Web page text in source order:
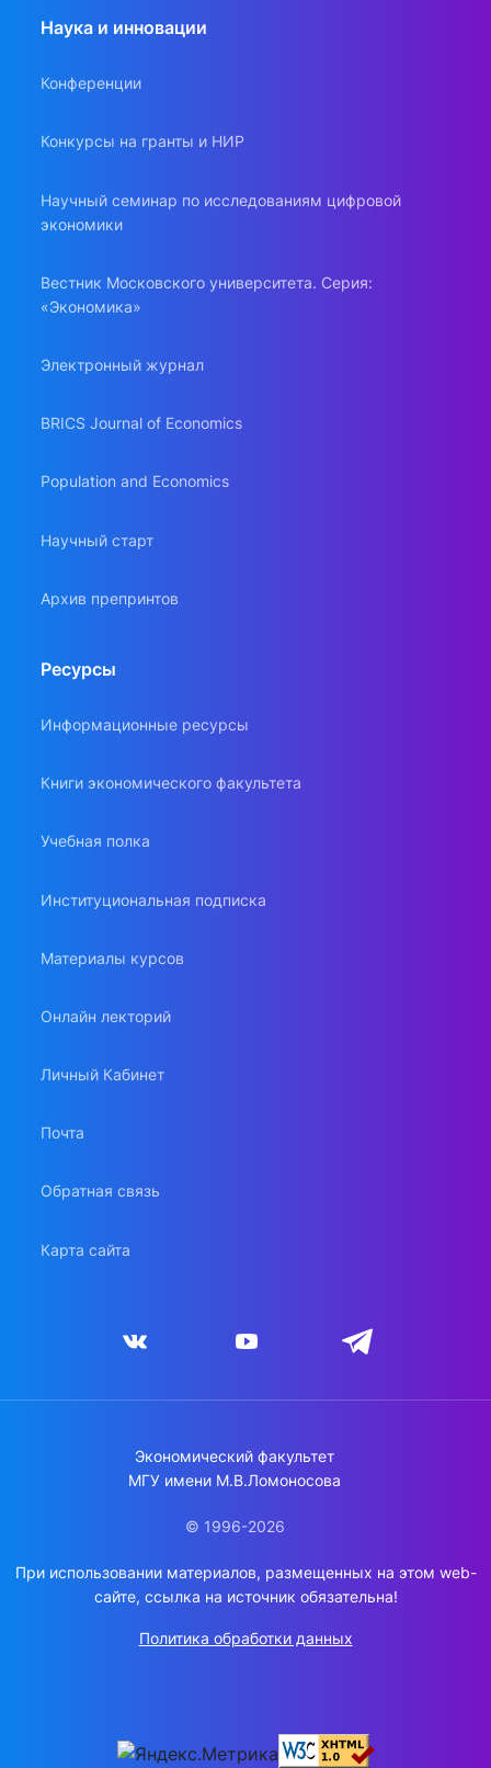
Наука и инновации
Конференции
Конкурсы на гранты и НИР
Научный семинар по исследованиям цифровой
экономики
Вестник Московского университета. Серия:
«Экономика»
Электронный журнал
BRICS Journal of Economics
Population and Economics
Научный старт
Архив препринтов
Ресурсы
Информационные ресурсы
Книги экономического факультета
Учебная полка
Институциональная подписка
Материалы курсов
Онлайн лекторий
Личный Кабинет
Почта
Обратная связь
Карта сайта
Экономический факультет
МГУ имени М.В.Ломоносова
© 1996-2026
При использовании материалов, размещенных на этом web-
сайте, ссылка на источник обязательна!
Политика обработки данных